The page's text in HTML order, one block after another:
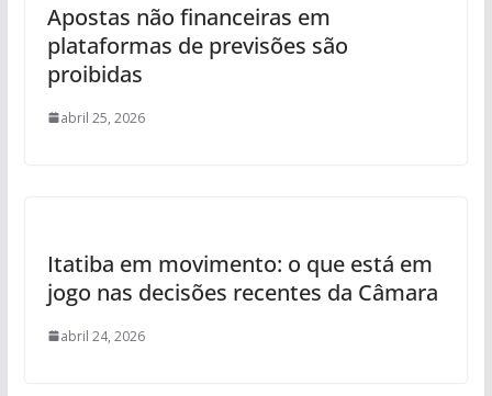
Apostas não financeiras em
plataformas de previsões são
proibidas
abril 25, 2026
Itatiba em movimento: o que está em
jogo nas decisões recentes da Câmara
abril 24, 2026